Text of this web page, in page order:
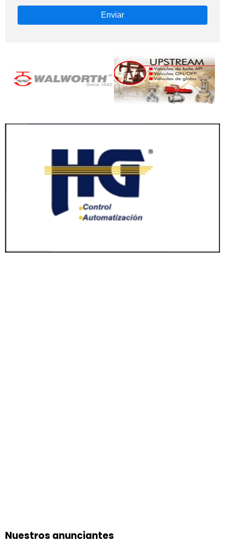
Enviar
Nuestros anunciantes